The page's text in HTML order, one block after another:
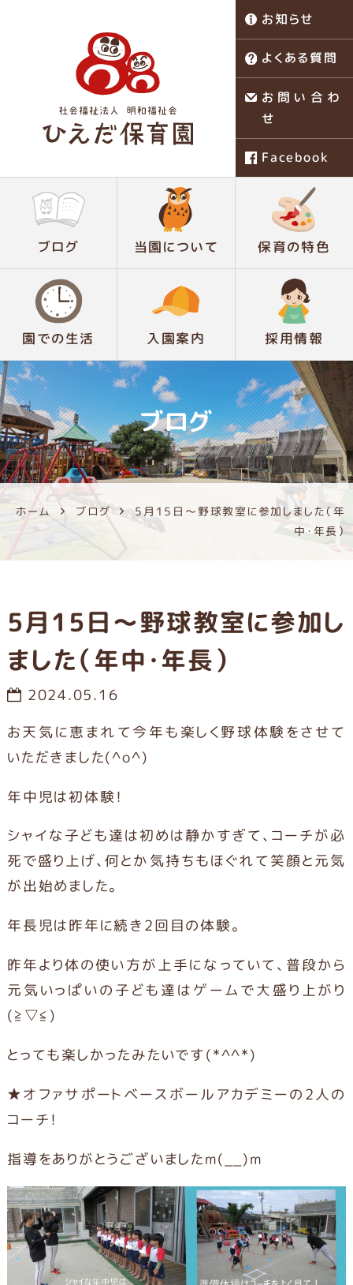
稗田保育園
お知らせ
よくある質問
お問い合わ
せ
Facebook
ブログ 当園について 保育の特色
園での生活 入園案内 採用情報
ブログ
ホーム ブログ
5月15日～野球教室に参加しました（年
中・年長）
5月15日～野球教室に参加し
ました（年中・年長）
2024.05.16
お天気に恵まれて今年も楽しく野球体験をさせて
いただきました(^o^)
年中児は初体験！
シャイな子ども達は初めは静かすぎて、コーチが必
死で盛り上げ、何とか気持ちもほぐれて笑顔と元気
が出始めました。
年長児は昨年に続き2回目の体験。
昨年より体の使い方が上手になっていて、普段から
元気いっぱいの子ども達はゲームで大盛り上がり
(≧▽≦)
とっても楽しかったみたいです(*^^*)
★オファサポートベースボールアカデミーの2人の
コーチ！
指導をありがとうございましたm(__)m